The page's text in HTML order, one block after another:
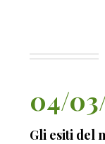
04/
Gli esiti del